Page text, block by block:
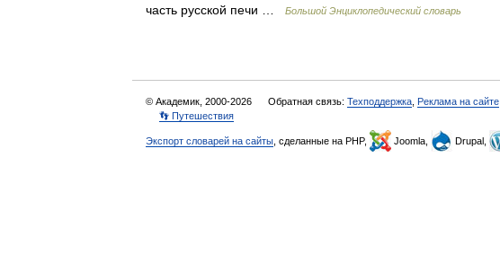
часть русской печи …
Большой Энциклопедический словарь
© Академик, 2000-2026 Обратная связь: Техподдержка Реклама на сайте
👣 Путешествия
Экспорт словарей на сайты , сделанные на PHP, Joomla, Drupal,